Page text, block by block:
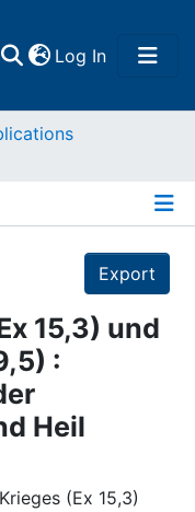
Log In(current)
Export
15,3) und
:
Heil
(Ex 15,3)